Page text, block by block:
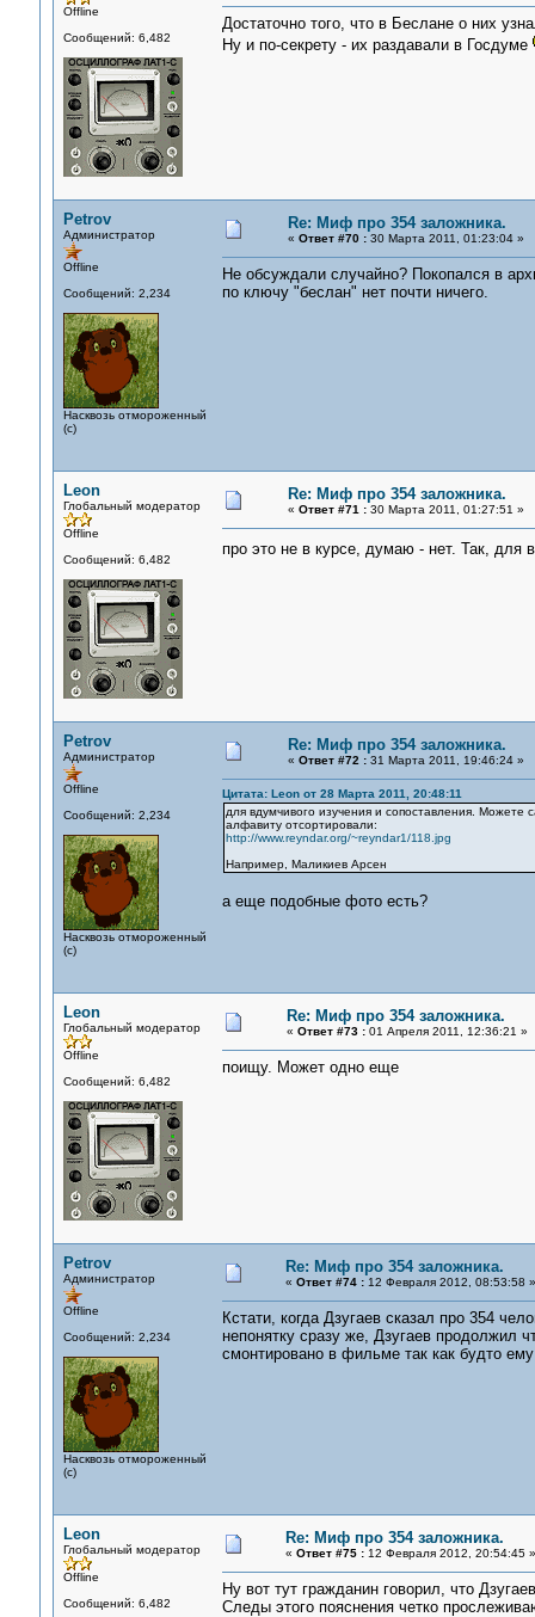
Offline
Сообщений: 6,482
Достаточно того, что в Беслане о них
Ну и по-секрету - их раздавали в Госдуме
Petrov
Администратор
Offline
Сообщений: 2,234
Насквозь отмороженный
(с)
Re: Миф про 354 заложника.
« Ответ #70 :30 Марта 2011, 01:23:04 »
Не обсуждали случайно? Покопался в
по ключу "беслан" нет почти ничего.
Leon
Глобальный модератор
Offline
Сообщений: 6,482
Re: Миф про 354 заложника.
« Ответ #71 :30 Марта 2011, 01:27:51 »
про это не в курсе, думаю - нет. Так, для
Petrov
Администратор
Offline
Сообщений: 2,234
Насквозь отмороженный
(с)
Re: Миф про 354 заложника.
« Ответ #72 :31 Марта 2011, 19:46:24 »
Цитата: Leon от 28 Марта 2011, 20:48:11
для вдумчивого изучения и сопоставления. Можете
алфавиту отсортировали:
http://www.reyndar.org/~reyndar1/118.jpg
Например, Маликиев Арсен
а еще подобные фото есть?
Leon
Глобальный модератор
Offline
Сообщений: 6,482
Re: Миф про 354 заложника.
« Ответ #73 :01 Апреля 2011, 12:36:21 »
поищу. Может одно еще
Petrov
Администратор
Offline
Сообщений: 2,234
Насквозь отмороженный
(с)
Re: Миф про 354 заложника.
« Ответ #74 :12 Февраля 2012, 08:53:58 »
Кстати, когда Дзугаев сказал про 354
непонятку сразу же, Дзугаев продолжил
смонтировано в фильме так как будто
Leon
Глобальный модератор
Offline
Сообщений: 6,482
Re: Миф про 354 заложника.
« Ответ #75 :12 Февраля 2012, 20:54:45 »
Ну вот тут гражданин говорил, что
Следы этого пояснения четко